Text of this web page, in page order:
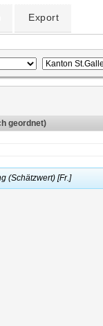
Export
geordnet)
(Schätzwert) [Fr.]